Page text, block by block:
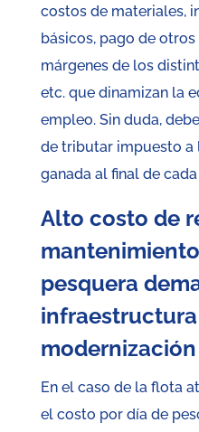
costos de materiales,
básicos, pago de
márgenes de los
etc. que dinamizan la
empleo. Sin duda,
de tributar impuesto a
ganada al final de
Alto costo de
pesquera
modernización
En el caso de la flota
el costo por día de